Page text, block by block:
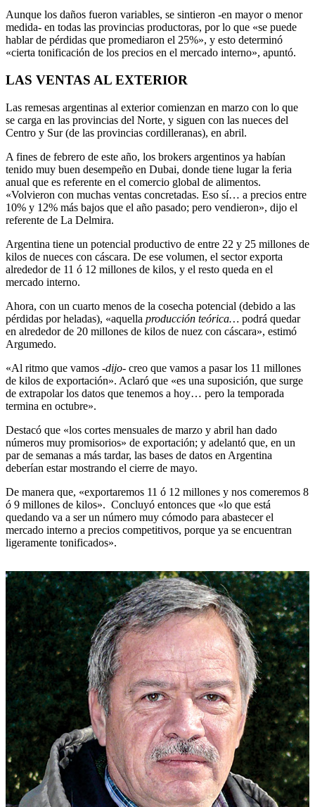
Aunque los daños fueron variables, se sintieron -en mayor o menor
medida- en todas las provincias productoras, por lo que «se puede
hablar de pérdidas que promediaron el 25%», y esto determinó
«cierta tonificación de los precios en el mercado interno», apuntó.
LAS VENTAS AL EXTERIOR
Las remesas argentinas al exterior comienzan en marzo con lo que
se carga en las provincias del Norte, y siguen con las nueces del
Centro y Sur (de las provincias cordilleranas), en abril.
A fines de febrero de este año, los brokers argentinos ya habían
tenido muy buen desempeño en Dubai, donde tiene lugar la feria
anual que es referente en el comercio global de alimentos.
«Volvieron con muchas ventas concretadas. Eso sí… a precios entre
10% y 12% más bajos que el año pasado; pero vendieron», dijo el
referente de La Delmira.
Argentina tiene un potencial productivo de entre 22 y 25 millones de
kilos de nueces con cáscara. De ese volumen, el sector exporta
alrededor de 11 ó 12 millones de kilos, y el resto queda en el
mercado interno.
Ahora, con un cuarto menos de la cosecha potencial (debido a las
pérdidas por heladas), «aquella producción teórica… podrá quedar
en alrededor de 20 millones de kilos de nuez con cáscara», estimó
Argumedo.
«Al ritmo que vamos -dijo- creo que vamos a pasar los 11 millones
de kilos de exportación». Aclaró que «es una suposición, que surge
de extrapolar los datos que tenemos a hoy… pero la temporada
termina en octubre».
Destacó que «los cortes mensuales de marzo y abril han dado
números muy promisorios» de exportación; y adelantó que, en un
par de semanas a más tardar, las bases de datos en Argentina
deberían estar mostrando el cierre de mayo.
De manera que, «exportaremos 11 ó 12 millones y nos comeremos 8
ó 9 millones de kilos». Concluyó entonces que «lo que está
quedando va a ser un número muy cómodo para abastecer el
mercado interno a precios competitivos, porque ya se encuentran
ligeramente tonificados».